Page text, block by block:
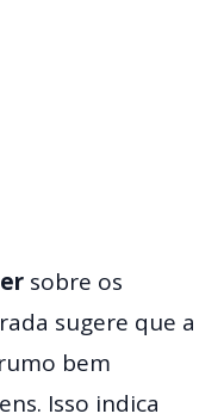
sobre os
sugere que a
bem
Isso indica